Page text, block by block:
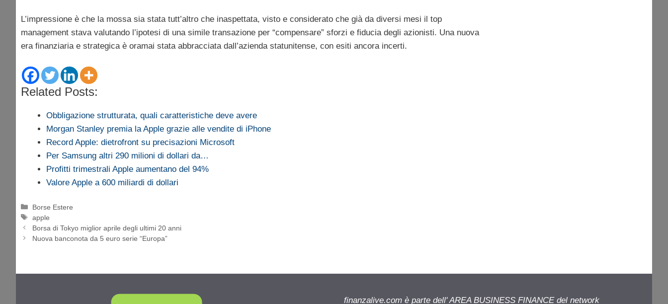
L’impressione è che la mossa sia stata tutt’altro che inaspettata, visto e considerato che già da diversi mesi il top
management stava valutando l’ipotesi di una simile transazione per “compensare” sforzi e fiducia degli azionisti. Una nuova
era finanziaria e strategica è oramai stata abbracciata dall’azienda statunitense, con esiti ancora incerti.
Related Posts:
Obbligazione strutturata, quali caratteristiche deve avere
Morgan Stanley premia la Apple grazie alle vendite di iPhone
Record Apple: dietrofront su precisazioni Microsoft
Per Samsung altri 290 milioni di dollari da…
Profitti trimestrali Apple aumentano del 94%
Valore Apple a 600 miliardi di dollari
Categorie
Borse Estere
Tag
apple
Borsa di Tokyo miglior aprile degli ultimi 20 anni
Nuova banconota da 5 euro serie “Europa”
finanzalive.com è parte dell' AREA BUSINESS FINANCE del network